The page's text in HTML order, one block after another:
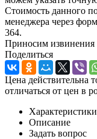
Стоимость данного
менеджера через
364.
Приносим извинения
Поделиться
Цена действительна
отличаться от цен в
Характеристики
Описание
Задать вопрос